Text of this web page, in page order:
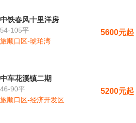
中铁春风十里洋房
54-105平
旅顺口区-琥珀湾
5600元起
中车花溪镇二期
46-90平
旅顺口区-经济开发区
5200元起